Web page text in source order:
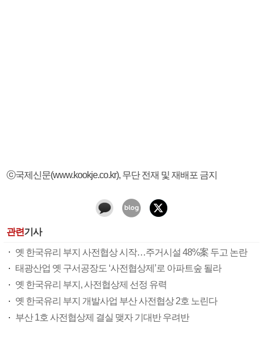
ⓒ국제신문(www.kookje.co.kr), 무단 전재 및 재배포 금지
관련기사
옛 한국유리 부지 사전협상 시작…주거시설 48%案 두고 논란
태광산업 옛 구서공장도 ‘사전협상제’로 아파트숲 될라
옛 한국유리 부지, 사전협상제 선정 유력
옛 한국유리 부지 개발사업 부산 사전협상 2호 노린다
부산 1호 사전협상제 결실 맺자 기대반 우려반